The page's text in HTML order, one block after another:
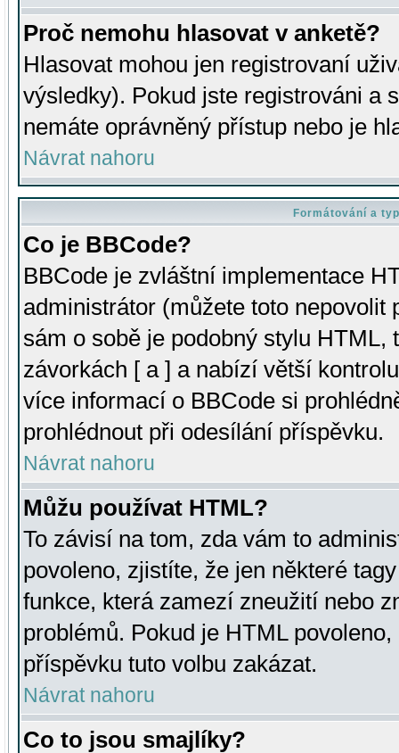
Proč nemohu hlasovat v anketě?
Hlasovat mohou jen registrovaní
výsledky). Pokud jste registrováni a
nemáte oprávněný přístup nebo je
Návrat nahoru
Formátování a
Co je BBCode?
BBCode je zvláštní implementace
administrátor (můžete toto
sám o sobě je podobný stylu HTML,
závorkách [ a ] a nabízí větší
více informací o BBCode si
prohlédnout při odesílání příspěvku.
Návrat nahoru
Můžu používat HTML?
To závisí na tom, zda vám to
povoleno, zjistíte, že jen některé
funkce, která zamezí zneužití nebo
problémů. Pokud je HTML
příspěvku tuto volbu zakázat.
Návrat nahoru
Co to jsou smajlíky?